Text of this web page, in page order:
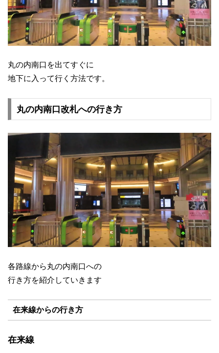
丸の内南口を出てすぐに
地下に入って行く方法です。
丸の内南口改札への行き方
各路線から丸の内南口への
行き方を紹介していきます
在来線からの行き方
在来線